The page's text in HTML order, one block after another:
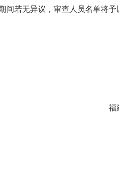
若无异议，审查人员名单将予
设厅